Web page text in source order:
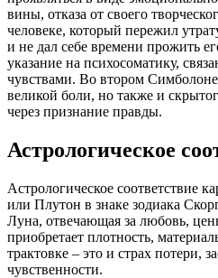
вины, отказа от своего
человеке, который пережил
и не дал себе времени прожить
указание на психосоматику,
чувствами. Во втором
великой боли, но также и
через признание правды.
Астрологическое
Астрологическое соответствие
или Плутон в знаке зодиака
Луна, отвечающая за любовь,
приобретает плотность,
трактовке – это и страх потери,
чувственности.